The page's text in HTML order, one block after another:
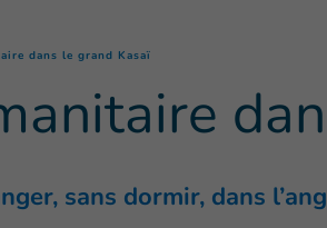
dans le grand Kasaï
sans dormir, dans